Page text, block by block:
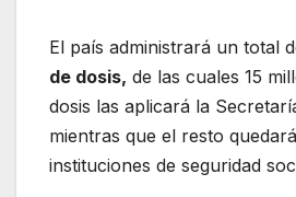
El país administrará un total
de dosis, de las cuales 15
dosis las aplicará la
mientras que el resto
instituciones de seguridad